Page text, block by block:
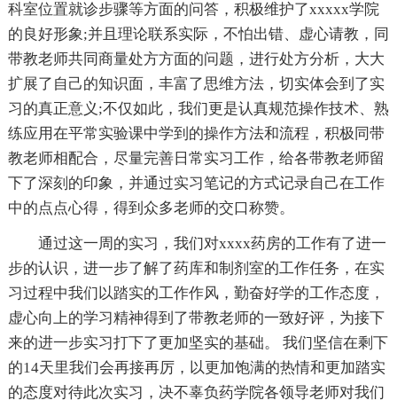
科室位置就诊步骤等方面的问答，积极维护了xxxxx学院
的良好形象;并且理论联系实际，不怕出错、虚心请教，同
带教老师共同商量处方方面的问题，进行处方分析，大大
扩展了自己的知识面，丰富了思维方法，切实体会到了实
习的真正意义;不仅如此，我们更是认真规范操作技术、熟
练应用在平常实验课中学到的操作方法和流程，积极同带
教老师相配合，尽量完善日常实习工作，给各带教老师留
下了深刻的印象，并通过实习笔记的方式记录自己在工作
中的点点心得，得到众多老师的交口称赞。
通过这一周的实习，我们对xxxx药房的工作有了进一
步的认识，进一步了解了药库和制剂室的工作任务，在实
习过程中我们以踏实的工作作风，勤奋好学的工作态度，
虚心向上的学习精神得到了带教老师的一致好评，为接下
来的进一步实习打下了更加坚实的基础。 我们坚信在剩下
的14天里我们会再接再厉，以更加饱满的热情和更加踏实
的态度对待此次实习，决不辜负药学院各领导老师对我们